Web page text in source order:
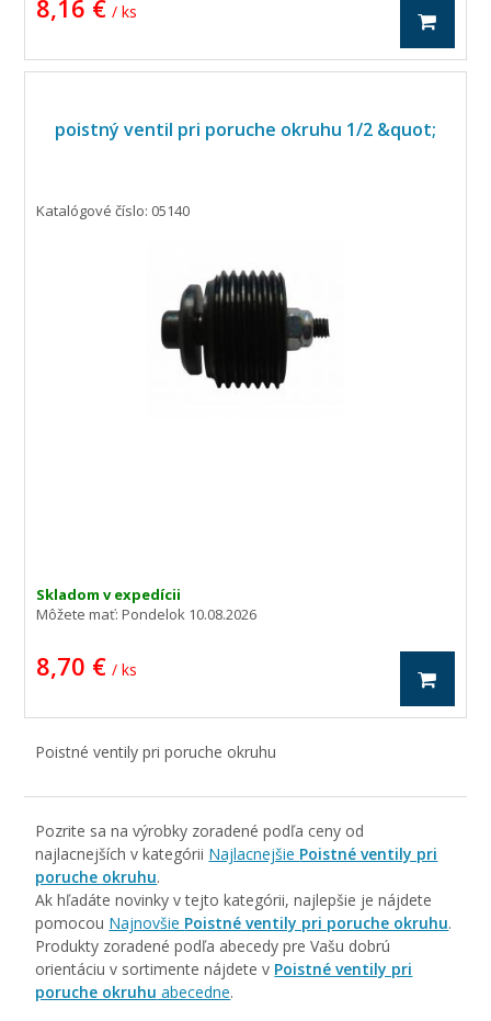
8,16 € / ks
poistný ventil pri poruche okruhu 1/2 &quot;
Katalógové číslo: 05140
Skladom v expedícii
Môžete mať:Pondelok 10.08.2026
8,70 € / ks
Poistné ventily pri poruche okruhu
Pozrite sa na výrobky zoradené podľa ceny od
najlacnejších v kategórii Najlacnejšie Poistné ventily pri
poruche okruhu.
Ak hľadáte novinky v tejto kategórii, najlepšie je nájdete
pomocou Najnovšie Poistné ventily pri poruche okruhu.
Produkty zoradené podľa abecedy pre Vašu dobrú
orientáciu v sortimente nájdete v Poistné ventily pri
poruche okruhu abecedne.